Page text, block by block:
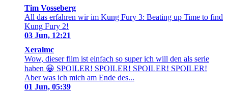
Tim Vosseberg
All das erfahren wir im Kung Fury 3: Beating up Time to find
Kung Fury 2!
03 Jun, 12:21
Xeralmc
Wow, dieser film ist einfach so super ich will den als serie
haben 😀 SPOILER! SPOILER! SPOILER! SPOILER!
Aber was ich mich am Ende des...
01 Jun, 05:39